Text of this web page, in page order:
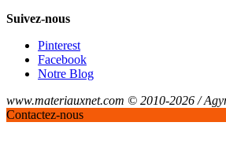
Suivez-nous
Pinterest
Facebook
Notre Blog
www.materiauxnet.com © 2010-2026 /
Contactez-nous